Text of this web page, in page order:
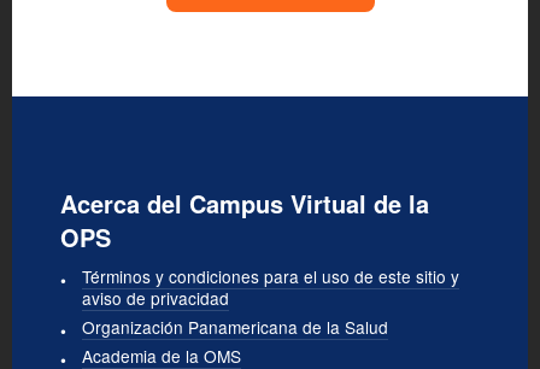
Acerca del Campus Virtual de la
OPS
Términos y condiciones para el uso de este sitio y
aviso de privacidad
Organización Panamericana de la Salud
Academia de la OMS